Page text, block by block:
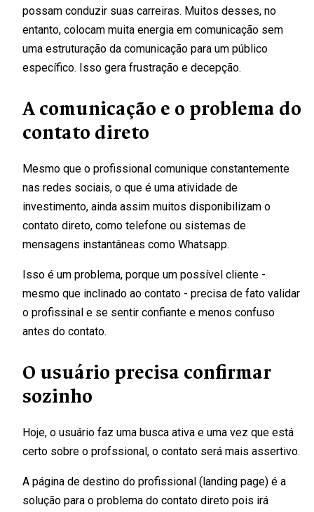
possam conduzir suas carreiras. Muitos desses, no
entanto, colocam muita energia em comunicação sem
uma estruturação da comunicação para um público
específico. Isso gera frustração e decepção.
A comunicação e o problema do
contato direto
Mesmo que o profissional comunique constantemente
nas redes sociais, o que é uma atividade de
investimento, ainda assim muitos disponibilizam o
contato direto, como telefone ou sistemas de
mensagens instantâneas como Whatsapp.
Isso é um problema, porque um possível cliente -
mesmo que inclinado ao contato - precisa de fato validar
o profissinal e se sentir confiante e menos confuso
antes do contato.
O usuário precisa confirmar
sozinho
Hoje, o usuário faz uma busca ativa e uma vez que está
certo sobre o profssional, o contato será mais assertivo.
A página de destino do profissional (landing page) é a
solução para o problema do contato direto pois irá